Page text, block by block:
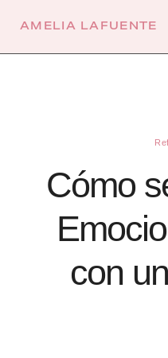
contenido
AMELIA LAFUENTE
Cómo
con